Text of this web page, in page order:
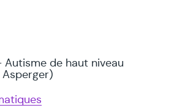
de haut niveau